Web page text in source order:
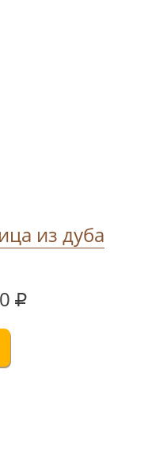
из дуба